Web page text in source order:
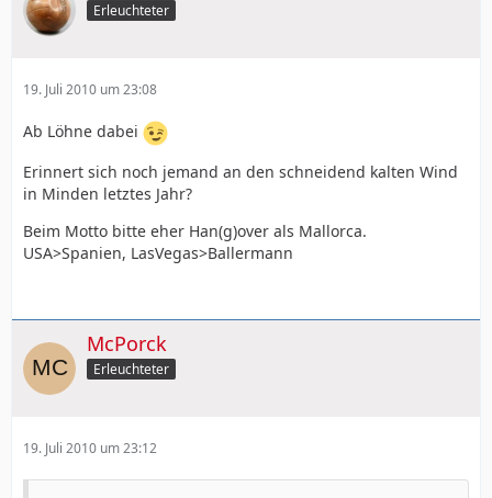
Erleuchteter
19. Juli 2010 um 23:08
Ab Löhne dabei
Erinnert sich noch jemand an den schneidend kalten Wind
in Minden letztes Jahr?
Beim Motto bitte eher Han(g)over als Mallorca.
USA>Spanien, LasVegas>Ballermann
McPorck
Erleuchteter
19. Juli 2010 um 23:12